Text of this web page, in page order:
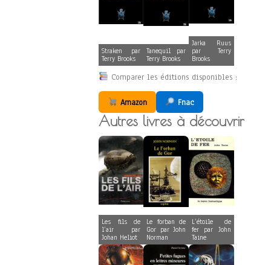
Straken par
Terry Brooks
Tanequil par
Terry Brooks
Jarka Ruus
par Terry
Brooks
Comparer les éditions disponibles :
Amazon Fnac
Autres livres à découvrir
Les fils de
l’air par
Johan Heliot
Le forban de
Gor par John
Norman
L’étoile de
fer par John
Taine